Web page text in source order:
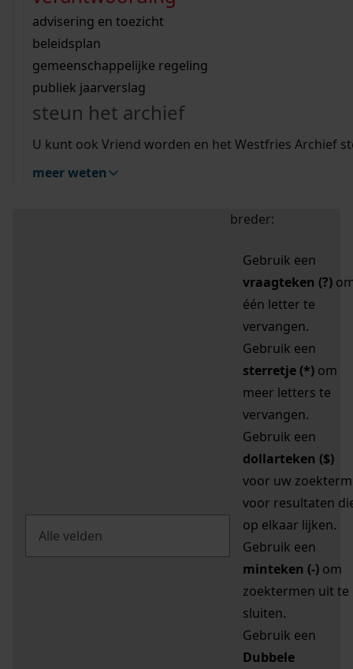
bouwvergunningen
omgevingsvergunningen
vergunningen
beeld en geluid
uitleg nodig?
Wij helpen u op weg met een aantal zoektips.
bekijk alle zoektips
Wij helpen u op weg met een aantal zoektips.
bekijk alle zoektips
bekijk ons geschiedenislokaal
advisering en toezicht
beleidsplan
gemeenschappelijke regeling
publiek jaarverslag
steun het archief
U kunt ook Vriend worden en het Westfries Archief
meer weten
zoektips
Mijn Studiezaal (inloggen)
uw zoekopdracht te
breder:
Gebruik een
vraagteken (?)
één letter te
vervangen.
Gebruik een
sterretje (*) om
meer letters te
vervangen.
Gebruik een
dollarteken ($)
voor uw zoekterm
voor resultaten
op elkaar lijken.
Gebruik een
minteken (-) om
zoektermen uit te
sluiten.
Gebruik een
Dubbele